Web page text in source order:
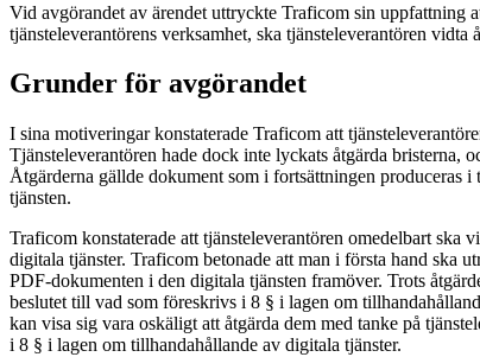
Vid avgörandet av ärendet uttryckte Traficom sin uppfattning
tjänsteleverantörens verksamhet, ska tjänsteleverantören
Grunder för avgörandet
I sina motiveringar konstaterade Traficom att
Tjänsteleverantören hade dock inte lyckats åtgärda bristerna,
Åtgärderna gällde dokument som i fortsättningen produceras
tjänsten.
Traficom konstaterade att tjänsteleverantören omedelbart ska
digitala tjänster. Traficom betonade att man i första hand ska
PDF-dokumenten i den digitala tjänsten framöver. Trots
beslutet till vad som föreskrivs i 8 § i lagen om
kan visa sig vara oskäligt att åtgärda dem med tanke på
i 8 § i lagen om tillhandahållande av digitala tjänster.